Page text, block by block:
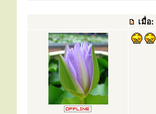
เมื่อ: